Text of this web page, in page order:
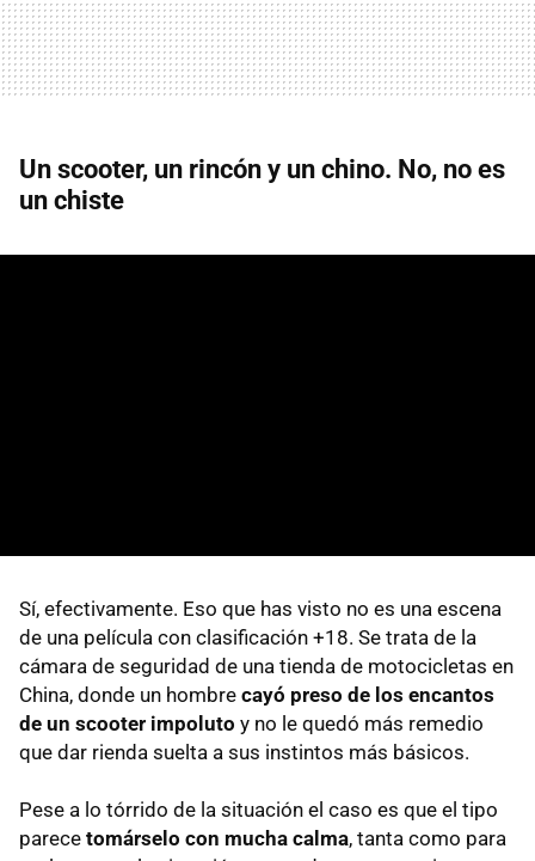
Un scooter, un rincón y un chino. No, no es
un chiste
Sí, efectivamente. Eso que has visto no es una escena
de una película con clasificación +18. Se trata de la
cámara de seguridad de una tienda de motocicletas en
China, donde un hombre cayó preso de los encantos
de un scooter impoluto y no le quedó más remedio
que dar rienda suelta a sus instintos más básicos.
Pese a lo tórrido de la situación el caso es que el tipo
parece tomárselo con mucha calma, tanta como para